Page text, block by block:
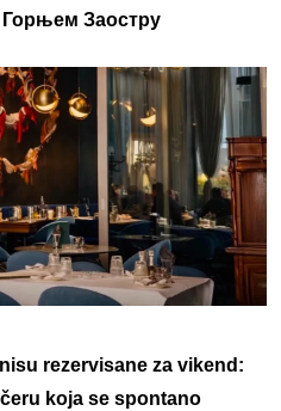
Горњем Заостру
rezervisane za vikend:
koja se spontano